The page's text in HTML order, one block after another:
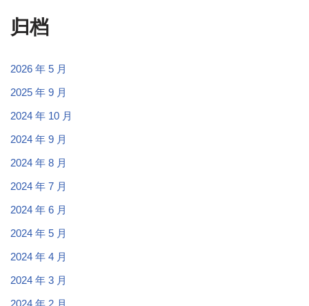
归档
2026 年 5 月
2025 年 9 月
2024 年 10 月
2024 年 9 月
2024 年 8 月
2024 年 7 月
2024 年 6 月
2024 年 5 月
2024 年 4 月
2024 年 3 月
2024 年 2 月